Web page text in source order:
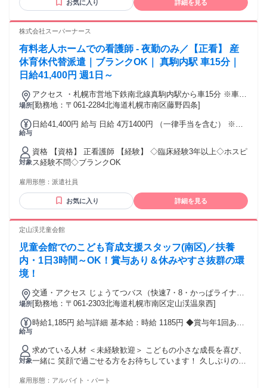
お気に入り 詳細を見る
株式会社スーパーナース
有料老人ホームでの看護師 - 夜勤のみ／【正看】 産
休育休代替派遣｜ブランクOK｜ 真駒内駅 車15分｜
日給41,400円 週1日～
場所
アクセス ・札幌市営地下鉄南北線真駒内駅から車15分 ※車通
勤応相談
[勤務地：〒061-2284北海道札幌市南区藤野四条]
給与
日給41,400円 給与 日給 4万1400円 （一律手当を含む） ※時
通費：通勤交通費全額支給 ◇交通費全額支給
対象
資格 【資格】 正看護師 【経験】 ◇臨床経験3年以上◇ホスピ
ス経験不問◇ブランクOK
雇用形態： 派遣社員
お気に入り 詳細を見る
定山渓児童会館
児童会館でのこども育成支援スタッフ(南区)／扶養
内・1日3時間～OK！賞与あり＆休みやすさ抜群の環
境！
場所
交通・アクセス じょうてつバス（快速7・8・かっぱライナー
号）「定山渓大橋」下車、徒歩9分 または じょうてつバス
[勤務地：〒061-2303北海道札幌市南区定山渓温泉西]
給与
時給1,185円 給与詳細 基本給：時給 1185円 ◆賞与年1回あり
対象
求めている人材 ＜未経験歓迎＞ こどもの小さな成長を喜び、
一緒に 笑顔で過ごせる方をお待ちしています！ 久しぶりの社
家庭やプライベートと両立して働きたい方 ・午後からの時間
雇用形態： アルバイト・パート